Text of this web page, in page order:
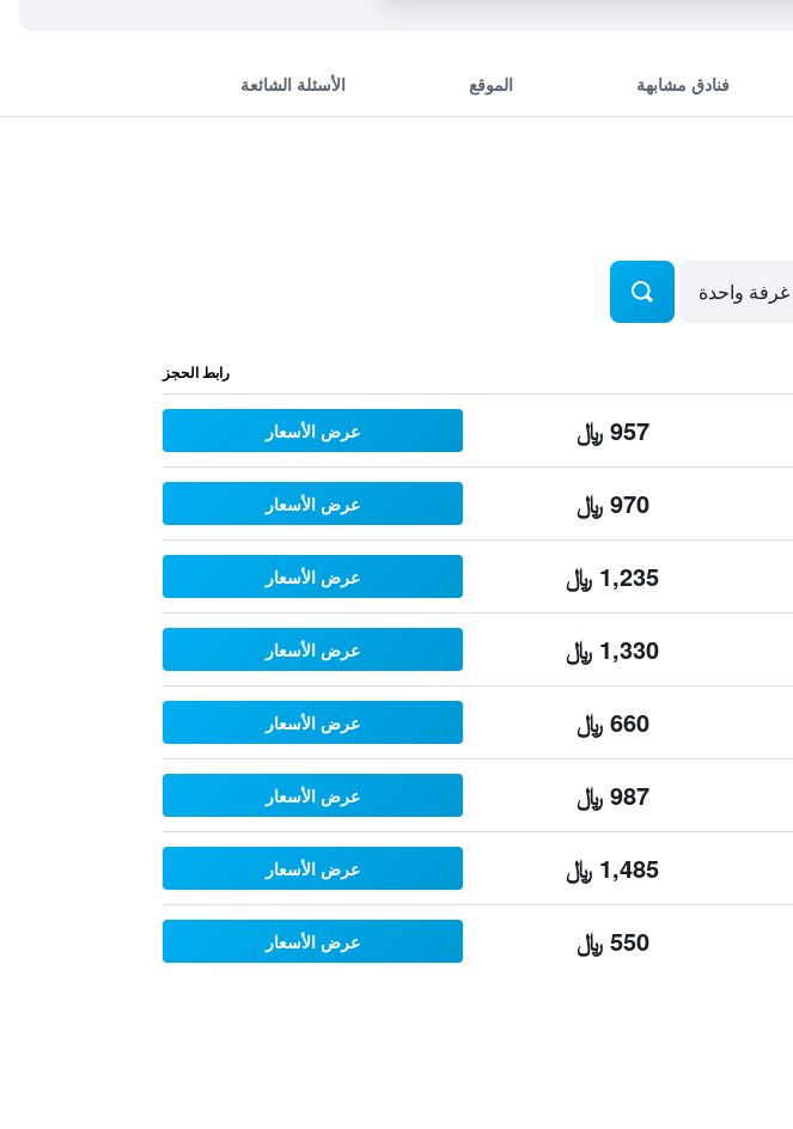
فنادق مشابهة الموقع الأسئلة الشائعة
رابط الحجز
957 ﷼ عرض الأسعار
970 ﷼ عرض الأسعار
1,235 ﷼ عرض الأسعار
1,330 ﷼ عرض الأسعار
660 ﷼ عرض الأسعار
987 ﷼ عرض الأسعار
1,485 ﷼ عرض الأسعار
550 ﷼ عرض الأسعار